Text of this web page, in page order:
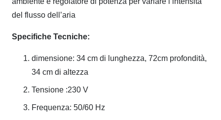
del flusso dell’aria
Specifiche Tecniche:
dimensione: 34 cm di lunghezza, 72cm profondità,
34 cm di altezza
Tensione :230 V
Frequenza: 50/60 Hz